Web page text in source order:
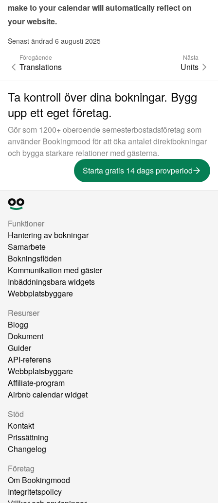
make to your calendar will automatically reflect on
your website.
Senast ändrad 6 augusti 2025
Föregående
Translations
Nästa
Units
Ta kontroll över dina bokningar. Bygg
upp ett eget företag.
Gör som 1200+ oberoende semesterbostadsföretag som
använder Bookingmood för att öka antalet direktbokningar
och bygga starkare relationer med gästerna.
Starta gratis 14 dags provperiod
Funktioner
Hantering av bokningar
Samarbete
Bokningsflöden
Kommunikation med gäster
Inbäddningsbara widgets
Webbplatsbyggare
Resurser
Blogg
Dokument
Guider
API-referens
Webbplatsbyggare
Affiliate-program
Airbnb calendar widget
Stöd
Kontakt
Prissättning
Changelog
Företag
Om Bookingmood
Integritetspolicy